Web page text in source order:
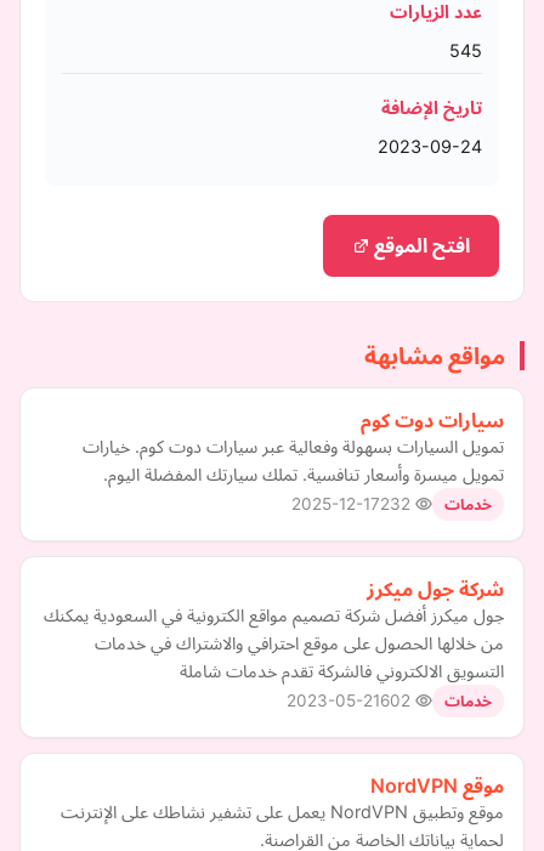
عدد الزيارات
545
تاريخ الإضافة
2023-09-24
افتح الموقع
مواقع مشابهة
سيارات دوت كوم
تمويل السيارات بسهولة وفعالية عبر سيارات دوت كوم. خيارات
تمويل ميسرة وأسعار تنافسية. تملك سيارتك المفضلة اليوم.
خدمات 2025-12-17
شركة جول ميكرز
جول ميكرز أفضل شركة تصميم مواقع الكترونية في السعودية يمكنك
من خلالها الحصول على موقع احترافي والاشتراك في خدمات
التسويق الالكتروني فالشركة تقدم خدمات شاملة
خدمات 2023-05-21
موقع NordVPN
موقع وتطبيق NordVPN يعمل على تشفير نشاطك على الإنترنت
لحماية بياناتك الخاصة من القراصنة.